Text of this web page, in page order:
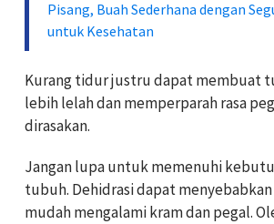
Pisang, Buah Sederhana dengan
untuk Kesehatan
Kurang tidur justru dapat membuat
lebih lelah dan memperparah rasa
dirasakan.
Jangan lupa untuk memenuhi
tubuh. Dehidrasi dapat
mudah mengalami kram dan pegal.